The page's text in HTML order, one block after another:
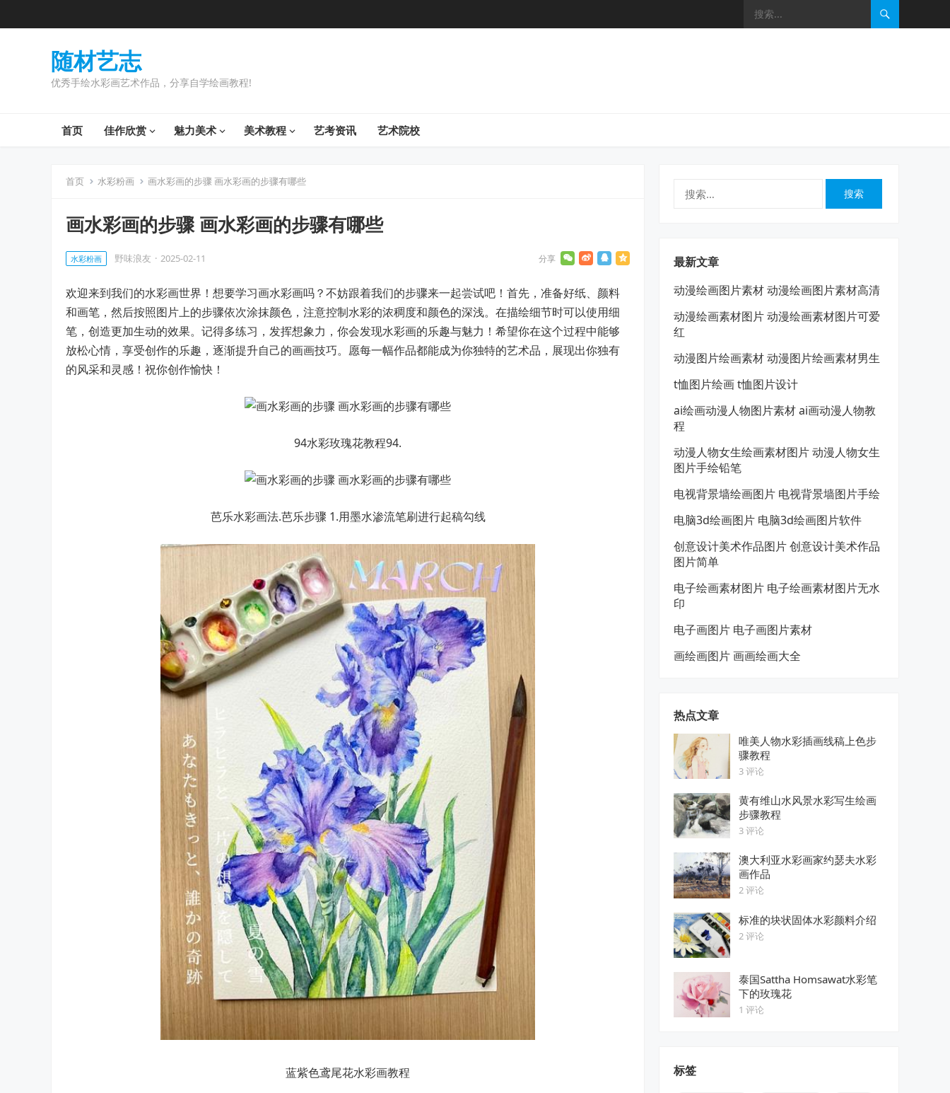
随材艺志
优秀手绘水彩画艺术作品，分享自学绘画教程!
首页 佳作欣赏 魅力美术 美术教程 艺考资讯 艺术院校
首页 水彩粉画 画水彩画的步骤 画水彩画的步骤有哪些
画水彩画的步骤 画水彩画的步骤有哪些
水彩粉画 野味浪友 · 2025-02-11
欢迎来到我们的水彩画世界！想要学习画水彩画吗？不妨跟着我们的步骤来一起尝试吧！首先，准备好纸、颜料
和画笔，然后按照图片上的步骤依次涂抹颜色，注意控制水彩的浓稠度和颜色的深浅。在描绘细节时可以使用细
笔，创造更加生动的效果。记得多练习，发挥想象力，你会发现水彩画的乐趣与魅力！希望你在这个过程中能够
放松心情，享受创作的乐趣，逐渐提升自己的画画技巧。愿每一幅作品都能成为你独特的艺术品，展现出你独有
的风采和灵感！祝你创作愉快！
94水彩玫瑰花教程94.
芭乐水彩画法.芭乐步骤 1.用墨水渗流笔刷进行起稿勾线
蓝紫色鸢尾花水彩画教程
最新文章
动漫绘画图片素材 动漫绘画图片素材高清
动漫绘画素材图片 动漫绘画素材图片可爱
红
动漫图片绘画素材 动漫图片绘画素材男生
t恤图片绘画 t恤图片设计
ai绘画动漫人物图片素材 ai画动漫人物教
程
动漫人物女生绘画素材图片 动漫人物女生
图片手绘铅笔
电视背景墙绘画图片 电视背景墙图片手绘
电脑3d绘画图片 电脑3d绘画图片软件
创意设计美术作品图片 创意设计美术作品
图片简单
电子绘画素材图片 电子绘画素材图片无水
印
电子画图片 电子画图片素材
画绘画图片 画画绘画大全
热点文章
唯美人物水彩插画线稿上色步
骤教程
3 评论
黄有维山水风景水彩写生绘画
步骤教程
3 评论
澳大利亚水彩画家约瑟夫水彩
画作品
2 评论
标准的块状固体水彩颜料介绍
2 评论
泰国Sattha Homsawat水彩笔
下的玫瑰花
1 评论
标签